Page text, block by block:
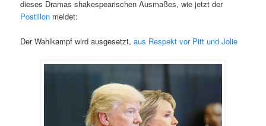
dieses Dramas shakespearischen Ausmaßes, wie jetzt der
Postillon meldet:
Der Wahlkampf wird ausgesetzt,aus Respekt vor Pitt und Jolie